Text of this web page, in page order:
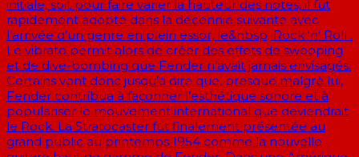
initiale, soit pour faire varier la hauteur des notes, il fut
rapidement adopté dans la décennie suivante avec
l’arrivée d’un genre en plein essor, le&nbsp; Rock ‘n’ Roll .
Le vibrato permit alors de créer des effets de swooping
et de dive-bombing que Fender n’avait jamais envisagés.
Certains vont donc jusqu’à dire que, presque malgré lui,
Fender contribua à façonner l’esthétique sonore et à
populariser le mouvement international que deviendrait
le Rock. La Stratocaster fut finalement présentée au
grand public au printemps 1954 comme la nouvelle